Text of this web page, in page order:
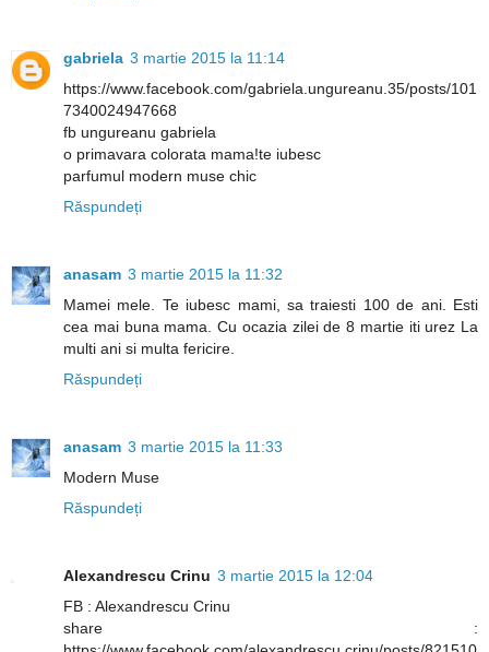
gabriela 3 martie 2015 la 11:14
https://www.facebook.com/gabriela.ungureanu.35/posts/101
7340024947668
fb ungureanu gabriela
o primavara colorata mama!te iubesc
parfumul modern muse chic
Răspundeți
anasam 3 martie 2015 la 11:32
Mamei mele. Te iubesc mami, sa traiesti 100 de ani. Esti
cea mai buna mama. Cu ocazia zilei de 8 martie iti urez La
multi ani si multa fericire.
Răspundeți
anasam 3 martie 2015 la 11:33
Modern Muse
Răspundeți
Alexandrescu Crinu 3 martie 2015 la 12:04
FB : Alexandrescu Crinu
share :